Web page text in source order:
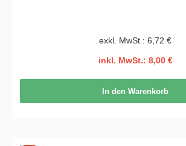
exkl. MwSt.: 6,72 €
inkl. MwSt.: 8,00 €
In den Warenkorb